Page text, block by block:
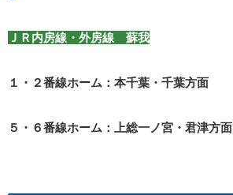
ＪＲ内房線・外房線 蘇我
１・２番線ホーム：本千葉・千葉方面
５・６番線ホーム：上総一ノ宮・君津方面